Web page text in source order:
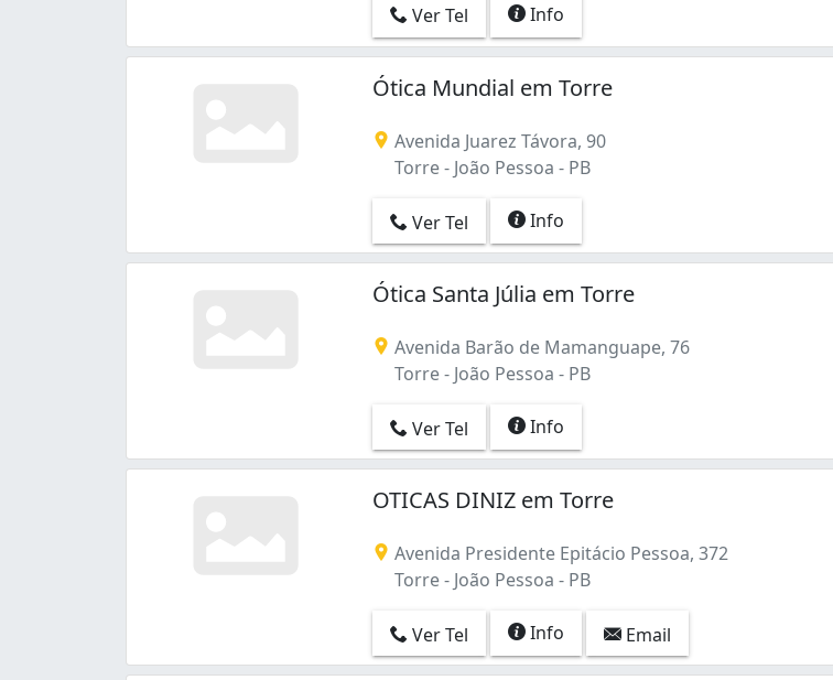
Portal do Sol (1)
Ver Tel Info
Ótica Mundial em Torre
Avenida Juarez Távora, 90
Torre - João Pessoa - PB
Ver Tel Info
Ótica Santa Júlia em Torre
Avenida Barão de Mamanguape, 76
Torre - João Pessoa - PB
Ver Tel Info
OTICAS DINIZ em Torre
Avenida Presidente Epitácio Pessoa, 372
Torre - João Pessoa - PB
Ver Tel Info Email